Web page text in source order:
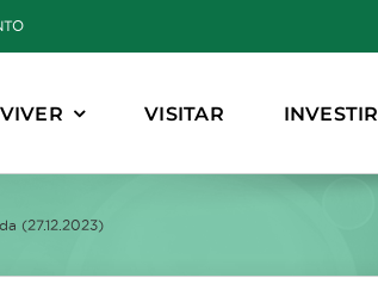
VIVER VISITAR INVESTIR
(27.12.2023)